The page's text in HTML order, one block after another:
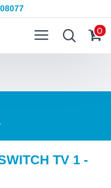
0
TV 1 -